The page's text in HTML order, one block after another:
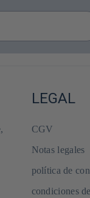
LEGAL
CGV
Notas legales
política de
condiciones